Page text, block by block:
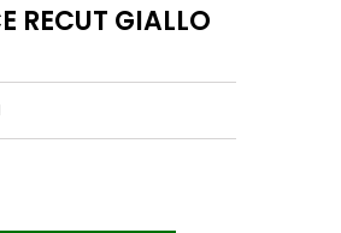
RECUT GIALLO